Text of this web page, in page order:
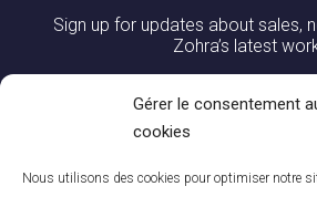
Gérer le consentement
cookies
Nous utilisons des cookies pour optimiser notre
Sign up for updates about sales,
Zohra’s latest